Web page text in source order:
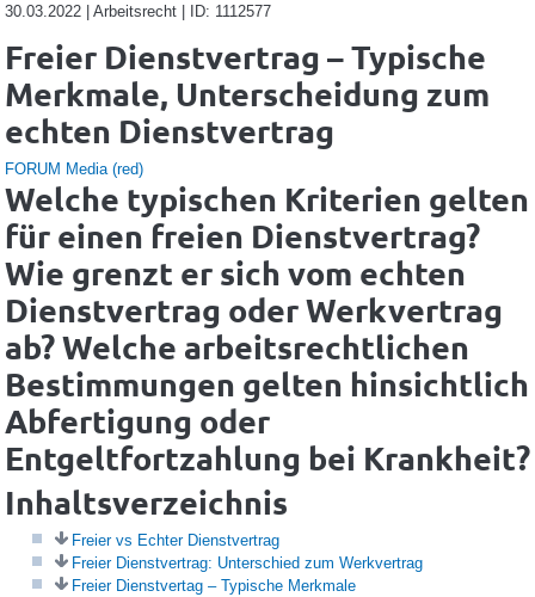
30.03.2022 | Arbeitsrecht | ID: 1112577
Freier Dienstvertrag – Typische
Merkmale, Unterscheidung zum
echten Dienstvertrag
FORUM Media (red)
Welche typischen Kriterien gelten
für einen freien Dienstvertrag?
Wie grenzt er sich vom echten
Dienstvertrag oder Werkvertrag
ab? Welche arbeitsrechtlichen
Bestimmungen gelten hinsichtlich
Abfertigung oder
Entgeltfortzahlung bei Krankheit?
Inhaltsverzeichnis
Freier vs Echter Dienstvertrag
Freier Dienstvertrag: Unterschied zum Werkvertrag
Freier Dienstvertag – Typische Merkmale